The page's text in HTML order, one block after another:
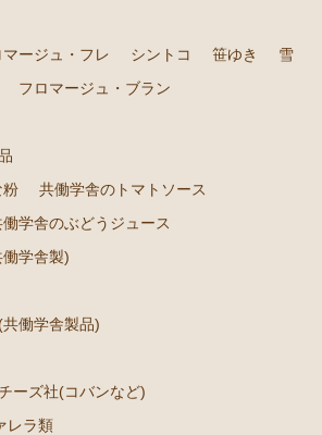
マージュ・フレ シントコ 笹ゆき
雪
フロマージュ・ブラン
粉
共働学舎のトマトソース
働学舎のぶどうジュース
学舎製)
働学舎製品)
ーズ社(コバンなど)
レラ類